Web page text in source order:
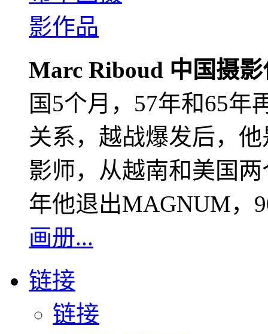
Marc Riboud 中国摄
国5个月，57年和65年
关系，越战爆发后，
影师，从越南和美国
年他退出MAGNUM，
画册...
链接
链接